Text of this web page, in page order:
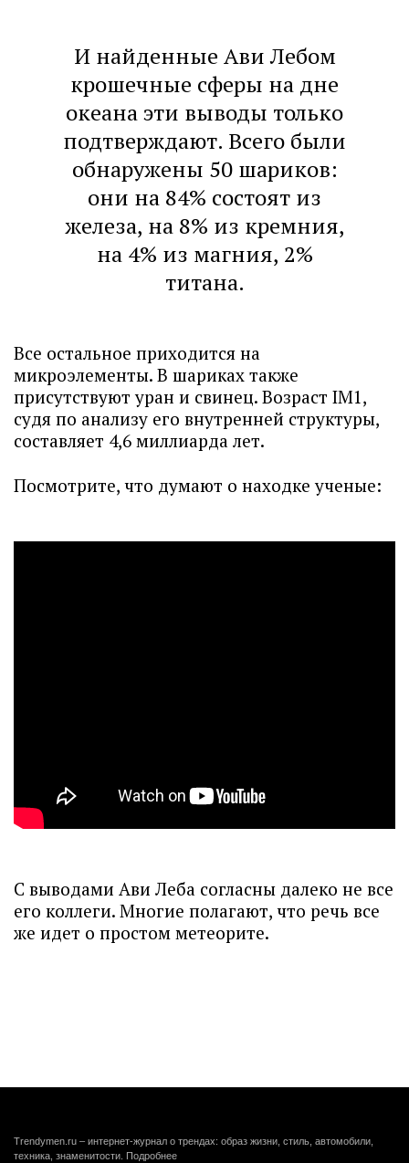
И найденные Ави Лебом
крошечные сферы на дне
океана эти выводы только
подтверждают. Всего были
обнаружены 50 шариков:
они на 84% состоят из
железа, на 8% из кремния,
на 4% из магния, 2%
титана.
Все остальное приходится на
микроэлементы. В шариках также
присутствуют уран и свинец. Возраст IM1,
судя по анализу его внутренней структуры,
составляет 4,6 миллиарда лет.
Посмотрите, что думают о находке ученые:
С выводами Ави Леба согласны далеко не все
его коллеги. Многие полагают, что речь все
же идет о простом метеорите.
Trendymen.ru – интернет-журнал о трендах: образ жизни, стиль, автомобили,
техника, знаменитости. Подробнее